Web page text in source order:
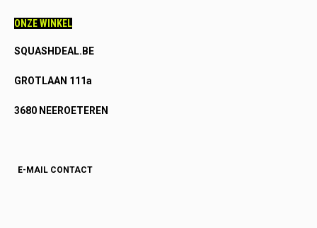
ONZE WINKEL
SQUASHDEAL.BE
GROTLAAN 111a
3680 NEEROETEREN
E-MAIL CONTACT